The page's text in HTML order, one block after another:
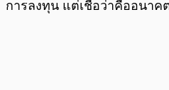
การลงทุน แต่เชื่อว่าคืออนาค